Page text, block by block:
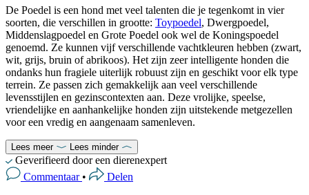
De Poedel is een hond met veel talenten die je tegenkomt in vier
soorten, die verschillen in grootte: Toypoedel, Dwergpoedel,
Middenslagpoedel en Grote Poedel ook wel de Koningspoedel
genoemd. Ze kunnen vijf verschillende vachtkleuren hebben (zwart,
wit, grijs, bruin of abrikoos). Het zijn zeer intelligente honden die
ondanks hun fragiele uiterlijk robuust zijn en geschikt voor elk type
terrein. Ze passen zich gemakkelijk aan veel verschillende
levensstijlen en gezinscontexten aan. Deze vrolijke, speelse,
vriendelijke en aanhankelijke honden zijn uitstekende metgezellen
voor een vredig en aangenaam samenleven.
Lees meer Lees minder
Geverifieerd door een dierenexpert
Commentaar • Delen